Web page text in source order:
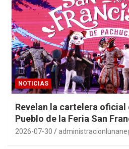
NOTICIAS
Revelan la cartelera oficial
Pueblo de la Feria San
2026-07-30